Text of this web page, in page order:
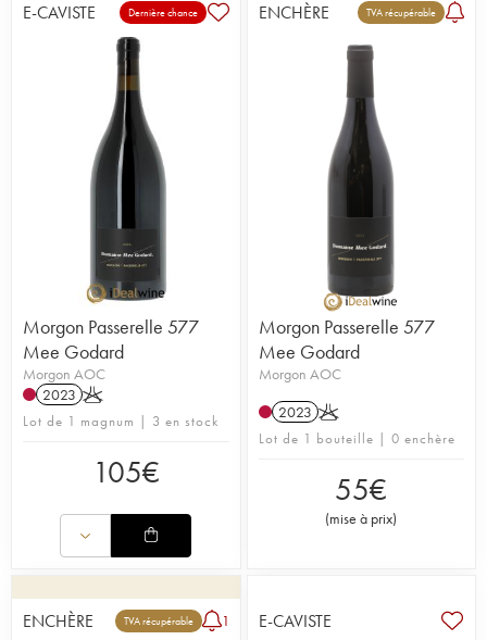
E-CAVISTE Dernière chance
Morgon Passerelle 577
Mee Godard
Morgon AOC
2023 K
Lot de 1 magnum | 3 en stock
105€
ENCHÈRE TVA récupérable
Morgon Passerelle 577
Mee Godard
Morgon AOC
2023 K
Lot de 1 bouteille | 0 enchère
55€
(mise à prix)
ENCHÈRE TVA récupérable 1 E-CAVISTE